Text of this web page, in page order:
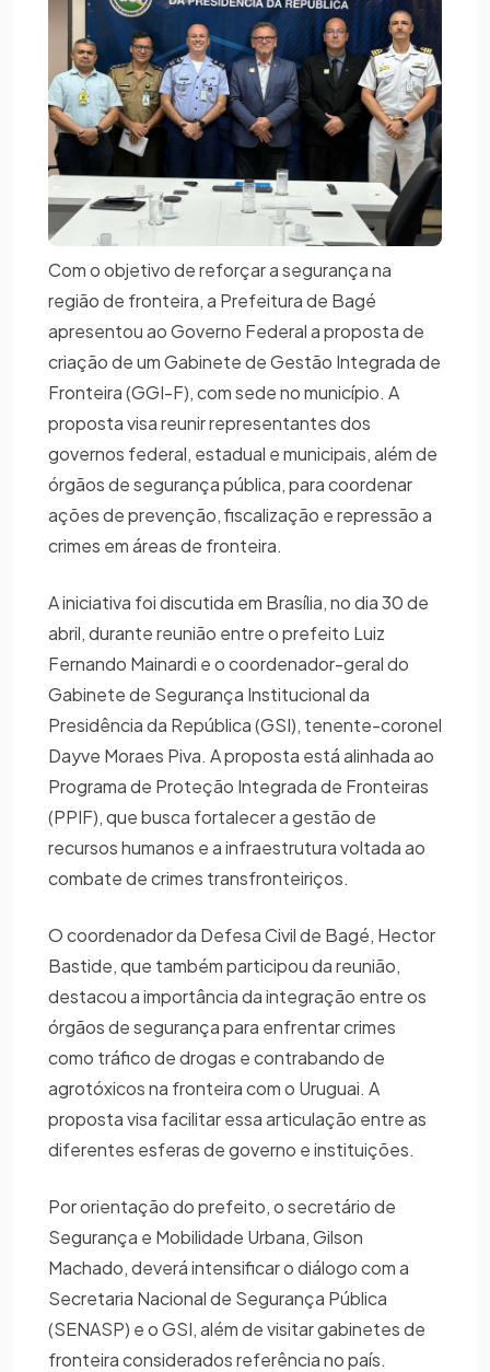
Com o objetivo de reforçar a segurança na
região de fronteira, a Prefeitura de Bagé
apresentou ao Governo Federal a proposta de
criação de um Gabinete de Gestão Integrada de
Fronteira (GGI-F), com sede no município. A
proposta visa reunir representantes dos
governos federal, estadual e municipais, além de
órgãos de segurança pública, para coordenar
ações de prevenção, fiscalização e repressão a
crimes em áreas de fronteira.
A iniciativa foi discutida em Brasília, no dia 30 de
abril, durante reunião entre o prefeito Luiz
Fernando Mainardi e o coordenador-geral do
Gabinete de Segurança Institucional da
Presidência da República (GSI), tenente-coronel
Dayve Moraes Piva. A proposta está alinhada ao
Programa de Proteção Integrada de Fronteiras
(PPIF), que busca fortalecer a gestão de
recursos humanos e a infraestrutura voltada ao
combate de crimes transfronteiriços.
O coordenador da Defesa Civil de Bagé, Hector
Bastide, que também participou da reunião,
destacou a importância da integração entre os
órgãos de segurança para enfrentar crimes
como tráfico de drogas e contrabando de
agrotóxicos na fronteira com o Uruguai. A
proposta visa facilitar essa articulação entre as
diferentes esferas de governo e instituições.
Por orientação do prefeito, o secretário de
Segurança e Mobilidade Urbana, Gilson
Machado, deverá intensificar o diálogo com a
Secretaria Nacional de Segurança Pública
(SENASP) e o GSI, além de visitar gabinetes de
fronteira considerados referência no país.